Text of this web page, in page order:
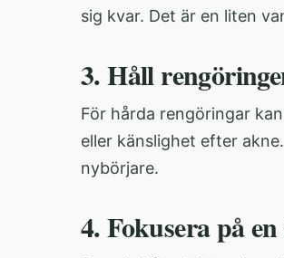
sig kvar. Det är en liten
3. Håll
För hårda rengöringar
eller känslighet efter
nybörjare.
4. Fokusera på